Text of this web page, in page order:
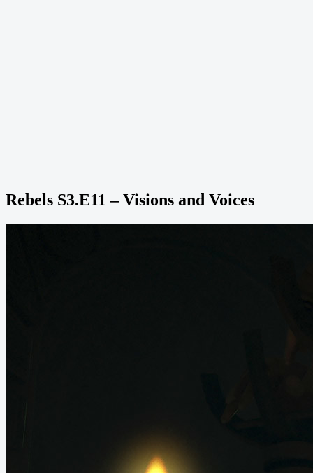
Rebels S3.E11 – Visions and Voices